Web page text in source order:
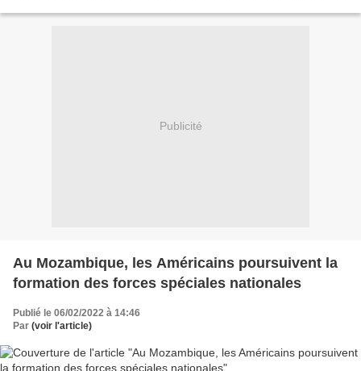
Publicité
Au Mozambique, les Américains poursuivent la
formation des forces spéciales nationales
Publié le 06/02/2022 à 14:46
Par (voir l'article)